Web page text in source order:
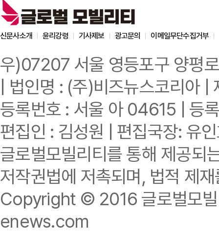
신문사소개 윤리강령 기사제보 광고문의 이메일무단수집거부
우)07207 서울 영등포구 양평
| 법인명 : (주)비즈뉴스코리
등록번호 : 서울 아 04615 | 등
편집인 : 김성원 | 편집국장: 유
글로벌모빌리티를 통해 제공되
저작권법에 저촉되며, 법적 제
Copyright © 2016 글로벌모
enews.com